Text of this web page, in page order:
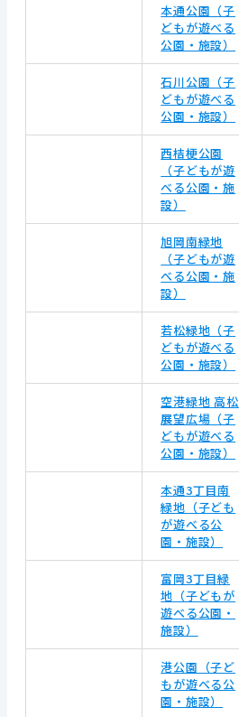
本通公園（子
どもが遊べる
公園・施設）
石川公園（子
どもが遊べる
公園・施設）
西桔梗公園
（子どもが遊
べる公園・施
設）
旭岡南緑地
（子どもが遊
べる公園・施
設）
若松緑地（子
どもが遊べる
公園・施設）
空港緑地 高松
展望広場（子
どもが遊べる
公園・施設）
本通3丁目南
緑地（子ども
が遊べる公
園・施設）
富岡3丁目緑
地（子どもが
遊べる公園・
施設）
港公園（子ど
もが遊べる公
園・施設）